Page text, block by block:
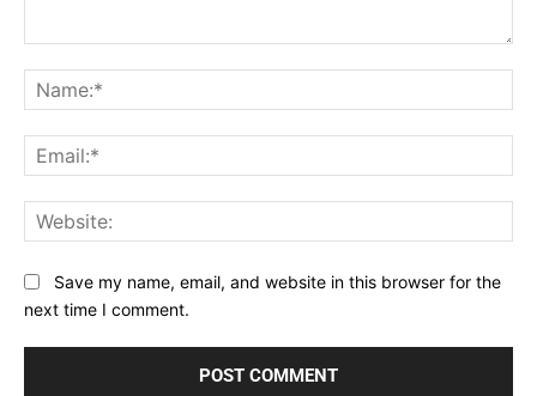
Save my name, email, and website in this browser for the
next time I comment.